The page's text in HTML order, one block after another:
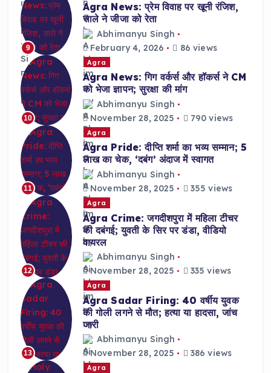
9
Agra News: प्रेम विवाह पर खूनी रंजिश,
साले ने जीजा को रेता
Abhimanyu Singh
February 4, 2026
86 views
10
Agra
Agra News: गिग वर्कर्स और हॉकर्स ने CM
को भेजा ज्ञापन; सुरक्षा की मांग
Abhimanyu Singh
November 28, 2025
790 views
11
Agra
Agra Pride: दीप्ति शर्मा का भव्य सम्मान; 5
लाख का चेक, ‘दबंग’ अंदाज में स्वागत
Abhimanyu Singh
November 28, 2025
355 views
12
Agra
Agra Crime: जगदीशपुरा में महिला टीचर
की दबंगई; युवती के सिर पर डंडा, वीडियो
वायरल
Abhimanyu Singh
November 28, 2025
335 views
13
Agra
Agra Sadar Firing: 40 वर्षीय युवक
की गोली लगने से मौत; हत्या या हादसा, जांच
जारी
Abhimanyu Singh
November 28, 2025
386 views
Agra